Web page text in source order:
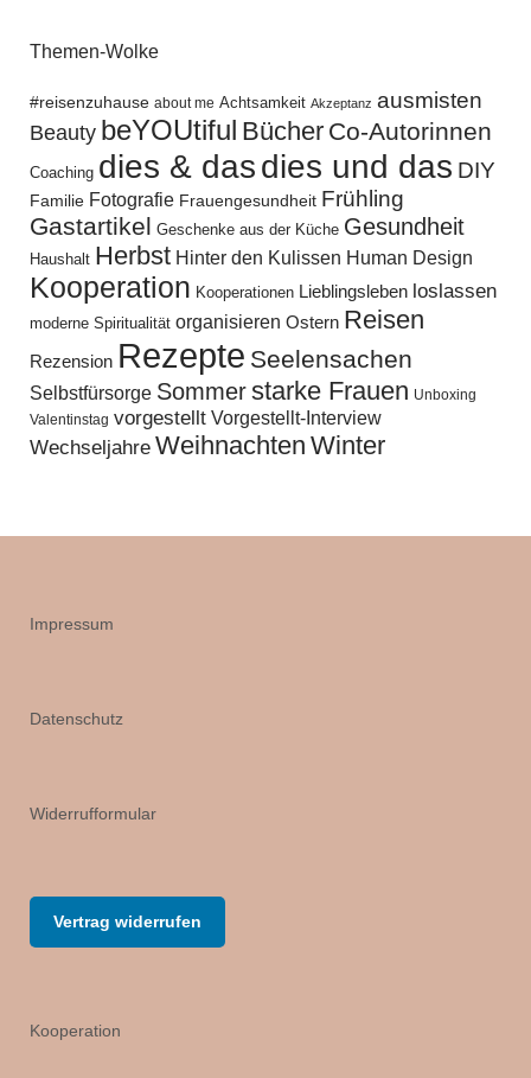
Themen-Wolke
#reisenzuhause about me Achtsamkeit Akzeptanz ausmisten
Beauty beYOUtiful Bücher Co-Autorinnen
Coaching dies & dasdies und das DIY
Familie Fotografie Frauengesundheit Frühling
Gastartikel Geschenke aus der Küche Gesundheit
Haushalt Herbst Hinter den Kulissen Human Design
Kooperation Kooperationen Lieblingsleben loslassen
moderne Spiritualität organisieren Ostern Reisen
Rezension Rezepte Seelensachen
Selbstfürsorge Sommerstarke Frauen Unboxing
Valentinstag vorgestellt Vorgestellt-Interview
Wechseljahre Weihnachten Winter
Impressum
Datenschutz
Widerrufformular
Vertrag widerrufen
Kooperation